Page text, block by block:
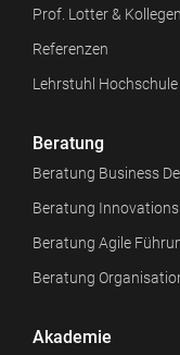
Prof. Lotter & Kollegen
Referenzen
Lehrstuhl
Beratung
Beratung Business
Beratung
Beratung Agile
Beratung
Akademie